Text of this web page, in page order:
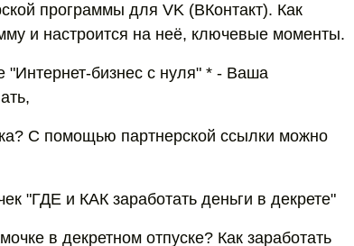
программы для VK (ВКонтакт). Как
и настроится на неё, ключевые моменты.
"Интернет-бизнес с нуля" * - Ваша
C помощью партнерской ссылки можно
"ГДЕ и КАК заработать деньги в декрете"
в декретном отпуске? Как заработать